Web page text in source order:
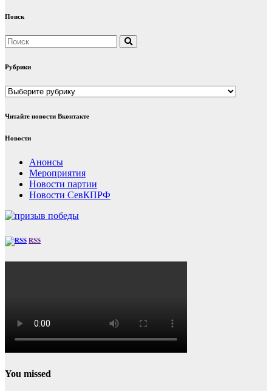
Поиск
Рубрики
Рубрики
Читайте новости Вконтакте
Новости
Анонсы
Мероприятия
Новости партии
Новости СевКПРФ
RSS
You missed